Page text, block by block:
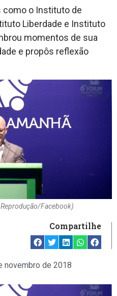
como o Instituto de
Liberdade e Instituto
momentos de sua
e propôs reflexão
Facebook)
Compartilhe
novembro de 2018